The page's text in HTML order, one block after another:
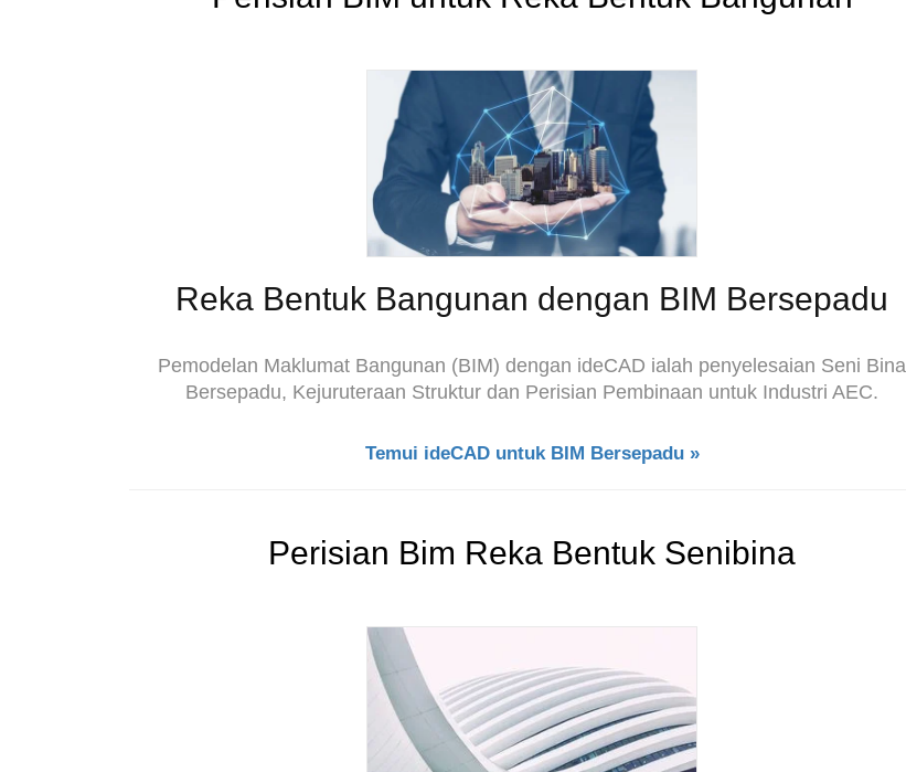
Reka Bentuk Bangunan dengan BIM Bersepadu
Pemodelan Maklumat Bangunan (BIM) dengan ideCAD ialah penyelesaian Seni Bina
Bersepadu, Kejuruteraan Struktur dan Perisian Pembinaan untuk Industri AEC.
Temui ideCAD untuk BIM Bersepadu »
Perisian Bim Reka Bentuk Senibina